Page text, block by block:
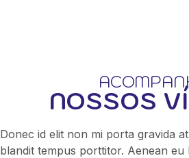
NOSSOS
Donec id elit non mi porta gravida
blandit tempus porttitor. Aenean eu